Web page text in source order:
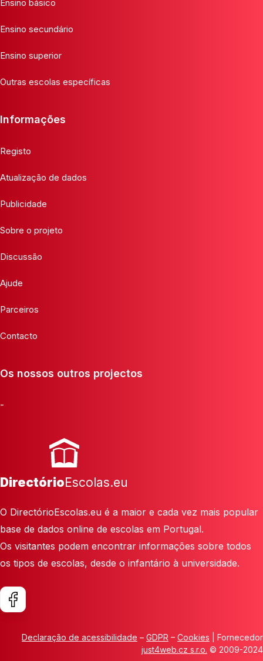
Ensino básico
Ensino secundário
Ensino superior
Outras escolas específicas
Informações
Registo
Atualização de dados
Publicidade
Sobre o projeto
Discussão
Ajude
Parceiros
Contacto
Os nossos outros projectos
-
DirectórioEscolas.eu
O DirectórioEscolas.eu é a maior e cada vez mais popular
base de dados online de escolas em Portugal.
Os visitantes podem encontrar informações sobre todos
os tipos de escolas, desde o infantário à universidade.
Declaração de acessibilidade – GDPR – Cookies | Fornecedor
just4web.cz s.r.o. © 2009-2024